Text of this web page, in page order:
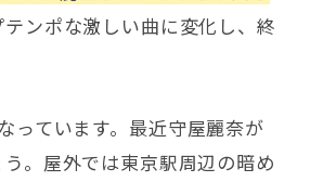
ンポな激しい曲に変化し、終
っています。最近守屋麗奈が
。屋外では東京駅周辺の暗め